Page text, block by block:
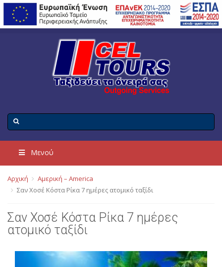
Μενού
Αρχική
Αμερική – America
Σαν Χοσέ Κόστα Ρίκα 7 ημέρες ατομικό ταξίδι
Σαν Χοσέ Κόστα Ρίκα 7 ημέρες
ατομικό ταξίδι